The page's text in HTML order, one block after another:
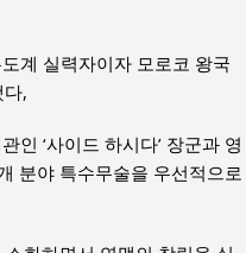
계 실력자이자 모로코 왕국
,
인 ‘사이드 하시다’ 장군과 영
분야 특수무술을 우선적으로